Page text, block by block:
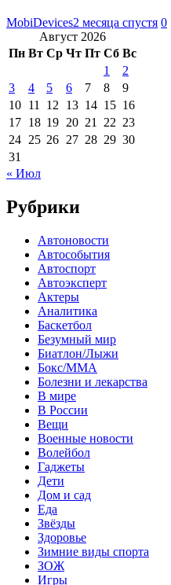
MobiDevices2 месяца спустя 0
Август 2026
Пн Вт Ср Чт Пт Сб Вс
1
2
3
4 5 6 7 8
9
10 11 12 13 14 15 16
17 18 19 20 21 22 23
24 25 26 27 28 29 30
31
« Июл
Рубрики
Автоновости
Автособытия
Автоспорт
Автоэксперт
Актеры
Аналитика
Баскетбол
Безумный мир
Биатлон/Лыжи
Бокс/MMA
Болезни и лекарства
В мире
В России
Вещи
Военные новости
Волейбол
Гаджеты
Дети
Дом и сад
Еда
Звёзды
Здоровье
Зимние виды спорта
ЗОЖ
Игры